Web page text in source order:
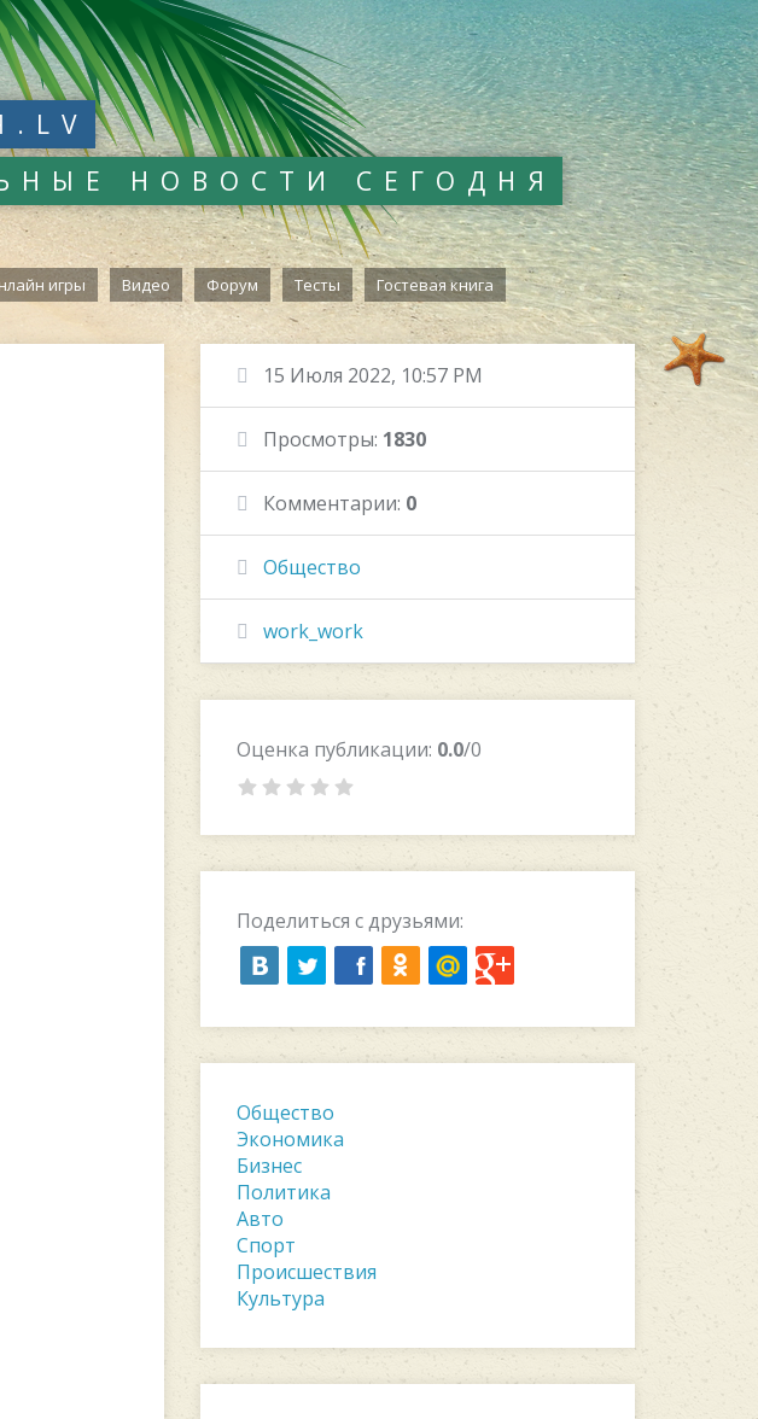
НОВОСТИ СЕГОДНЯ
игры Видео Форум Тесты Гостевая книга
15 Июля 2022, 10:57 PM
Просмотры: 1830
Комментарии: 0
Общество
work_work
Оценка публикации: 0.0/0
Поделиться с друзьями:
Общество
Экономика
Бизнес
Политика
Авто
Спорт
Происшествия
Культура